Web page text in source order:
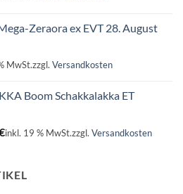
Zeraora ex EVT 28. August
MwSt.zzgl. Versandkosten
Boom Schakkalakka ET
Aktueller
15,75€.
inkl. 19 % MwSt.zzgl. Versandkosten